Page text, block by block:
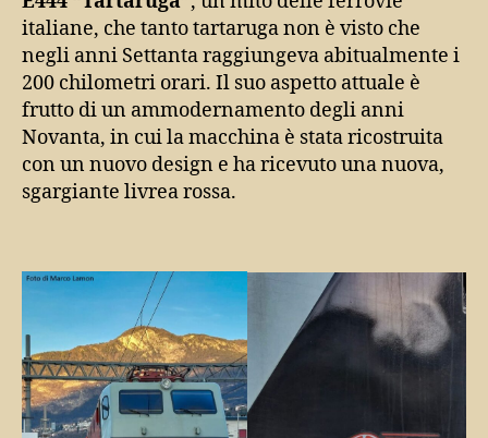
italiane, che tanto tartaruga non è visto che
negli anni Settanta raggiungeva abitualmente i
200 chilometri orari. Il suo aspetto attuale è
frutto di un ammodernamento degli anni
Novanta, in cui la macchina è stata ricostruita
con un nuovo design e ha ricevuto una nuova,
sgargiante livrea rossa.